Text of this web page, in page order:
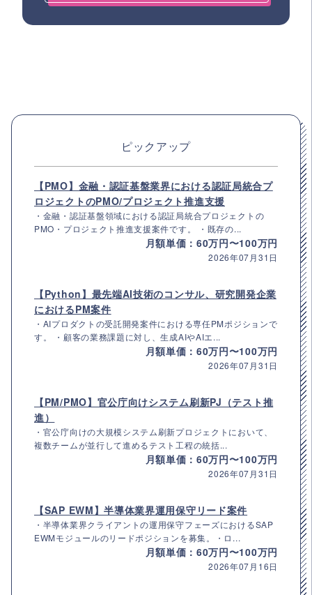
ピックアップ
【PMO】金融・認証基盤業界における認証局統合プ
ロジェクトのPMO/プロジェクト推進支援
・金融・認証基盤領域における認証局統合プロジェクトの
PMO・プロジェクト推進支援案件です。 ・既存の...
月額単価：60万円〜100万円
2026年07月31日
【Python】最先端AI技術のコンサル、研究開発企業
におけるPM案件
・AIプロダクトの受託開発案件における専任PMポジションで
す。 ・顧客の業務課題に対し、生成AIやAIエ...
月額単価：60万円〜100万円
2026年07月31日
【PM/PMO】官公庁向けシステム刷新PJ（テスト推
進）
・官公庁向けの大規模システム刷新プロジェクトにおいて、
複数チームが並行して進めるテスト工程の統括...
月額単価：60万円〜100万円
2026年07月31日
【SAP EWM】半導体業界運用保守リード案件
・半導体業界クライアントの運用保守フェーズにおけるSAP
EWMモジュールのリードポジションを募集。・ロ...
月額単価：60万円〜100万円
2026年07月16日